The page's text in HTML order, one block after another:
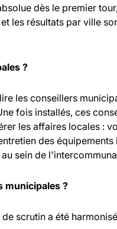
dès le premier
les résultats par ville
?
les conseillers
fois installés, ces
les affaires locales :
des
sein de
municipales ?
scrutin a été